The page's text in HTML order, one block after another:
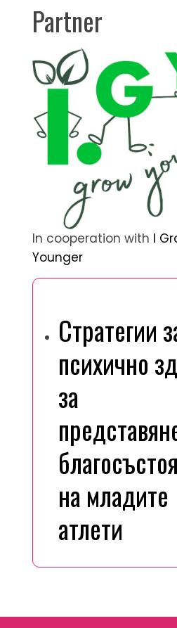
Partner
In cooperation with I
Younger
Стратегии
психично
за
на младите
атлети